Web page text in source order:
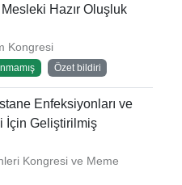
Hazır Oluşluk
Kongresi
Özet bildiri
Enfeksiyonları ve
İçin Geliştirilmiş
Kongresi ve Meme